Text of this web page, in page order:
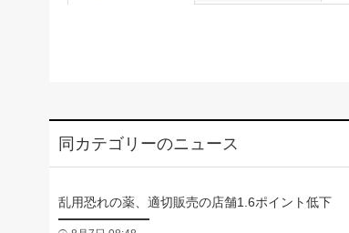
同カテゴリーのニュース
乱用恐れの薬、適切販売の店舗1.6ポイント低下